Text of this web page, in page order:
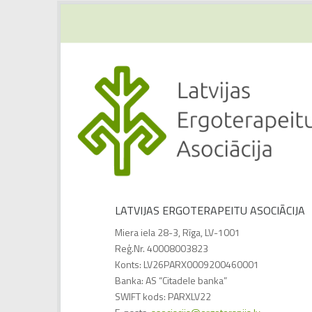
LATVIJAS ERGOTERAPEITU ASOCIĀCIJA
Miera iela 28-3, Rīga, LV-1001
Reģ.Nr. 40008003823
Konts: LV26PARX0009200460001
Banka: AS “Citadele banka”
SWIFT kods: PARXLV22